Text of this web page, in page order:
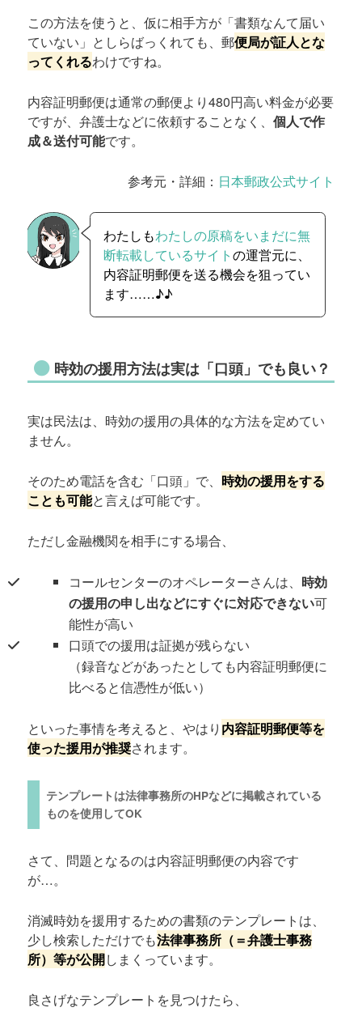
この方法を使うと、仮に相手方が「書類なんて届い
ていない」としらばっくれても、郵便局が証人とな
ってくれるわけですね。
内容証明郵便は通常の郵便より480円高い料金が必要
ですが、弁護士などに依頼することなく、個人で作
成＆送付可能です。
参考元・詳細： 日本郵政公式サイト
わたしもわたしの原稿をいまだに無
断転載しているサイトの運営元に、
内容証明郵便を送る機会を狙ってい
ます……♪♪
時効の援用方法は実は「口頭」でも良い？
実は民法は、時効の援用の具体的な方法を定めてい
ません。
そのため電話を含む「口頭」で、 時効の援用をする
ことも可能と言えば可能です。
ただし金融機関を相手にする場合、
コールセンターのオペレーターさんは、 時効
の援用の申し出などにすぐに対応できない可
能性が高い
口頭での援用は証拠が残らない
（録音などがあったとしても内容証明郵便に
比べると信憑性が低い）
といった事情を考えると、やはり 内容証明郵便等を
使った援用が推奨されます。
テンプレートは法律事務所のHPなどに掲載されている
ものを使用してOK
さて、問題となるのは内容証明郵便の内容です
が…。
消滅時効を援用するための書類のテンプレートは、
少し検索しただけでも法律事務所（＝弁護士事務
所）等が公開しまくっています。
良さげなテンプレートを見つけたら、